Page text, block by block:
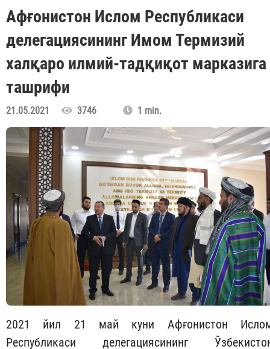
Афғонистон Ислом Республикаси
делегациясининг Имом Термизий
халқаро илмий-тадқиқот марказига
ташрифи
21.05.2021 3746 1 min.
2021 йил 21 май куни Афғонистон
Республикаси делегациясининг